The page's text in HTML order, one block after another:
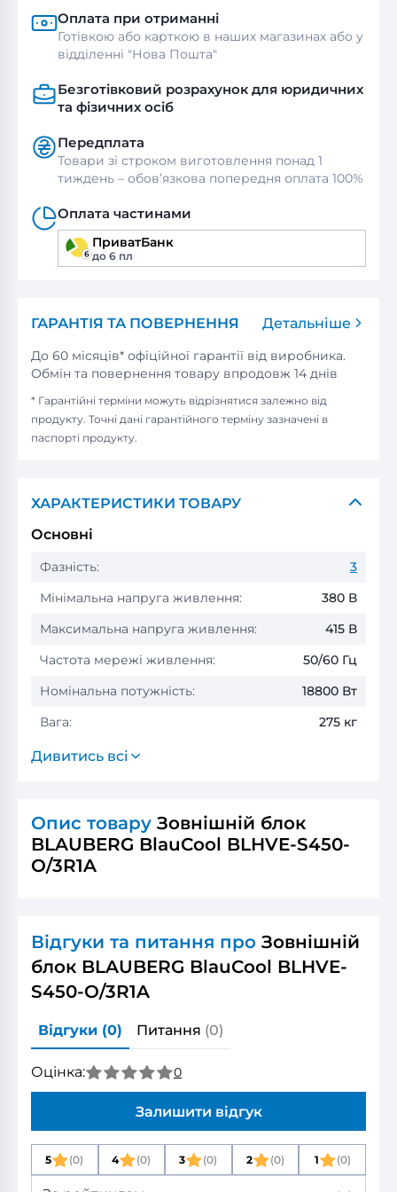
Оплата при отриманні
Готівкою або карткою в наших магазинах або у
відділенні "Нова Пошта"
Безготівковий розрахунок для юридичних
та фізичних осіб
Передплата
Товари зі строком виготовлення понад 1
тиждень – обов’язкова попередня оплата 100%
Оплата частинами
ПриватБанк
до 6 пл
ГАРАНТІЯ ТА ПОВЕРНЕННЯ Детальніше
До 60 місяців* офіційної гарантії від виробника.
Обмін та повернення товару впродовж 14 днів
* Гарантійні терміни можуть відрізнятися залежно від
продукту. Точні дані гарантійного терміну зазначені в
паспорті продукту.
ХАРАКТЕРИСТИКИ ТОВАРУ
Основні
Фазність:
3
Мінімальна напруга живлення:
380 В
Максимальна напруга живлення:
415 В
Частота мережі живлення:
50/60 Гц
Номінальна потужність:
18800 Вт
Вага:
275 кг
Дивитись всі
Опис товару Зовнішній блок
BLAUBERG BlauCool BLHVE-S450-
O/3R1A
Відгуки та питання про Зовнішній
блок BLAUBERG BlauCool BLHVE-
S450-O/3R1A
Відгуки (0) Питання (0)
Оцінка: 0
Залишити відгук
5 (0) 4 (0) 3 (0) 2 (0) 1 (0)